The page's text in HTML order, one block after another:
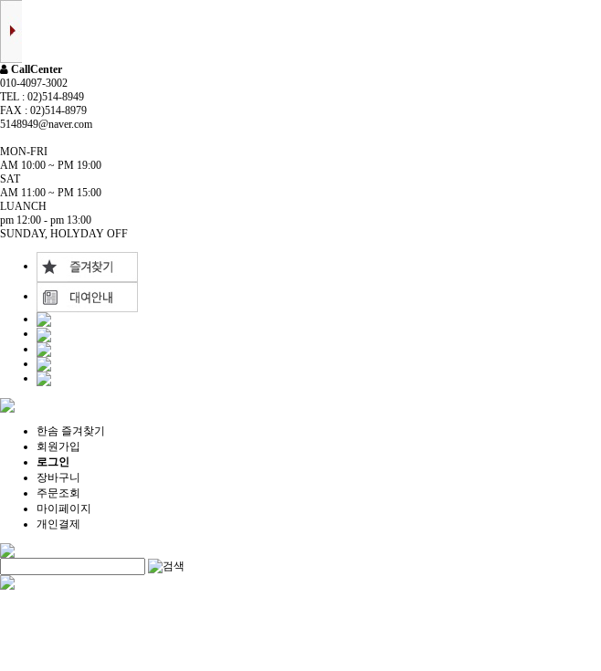
CallCenter
010-4097-3002
TEL : 02)514-8949
FAX : 02)514-8979
5148949@naver.com
MON-FRI
AM 10:00 ~ PM 19:00
SAT
AM 11:00 ~ PM 15:00
LUANCH
pm 12:00 - pm 13:00
SUNDAY, HOLYDAY OFF
한솜 즐겨찾기
회원가입
로그인
장바구니
주문조회
마이페이지
개인결제